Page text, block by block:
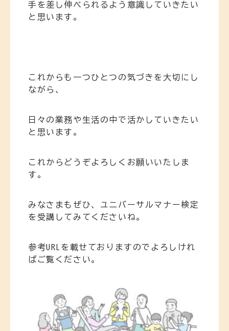
手を差し伸べられるよう意識していきたい
と思います。
これからも一つひとつの気づきを大切にし
ながら、
日々の業務や生活の中で活かしていきたい
と思います。
これからどうぞよろしくお願いいたしま
す。
みなさまもぜひ、ユニバーサルマナー検定
を受講してみてくださいね。
参考URLを載せておりますのでよろしけれ
ばご覧ください。